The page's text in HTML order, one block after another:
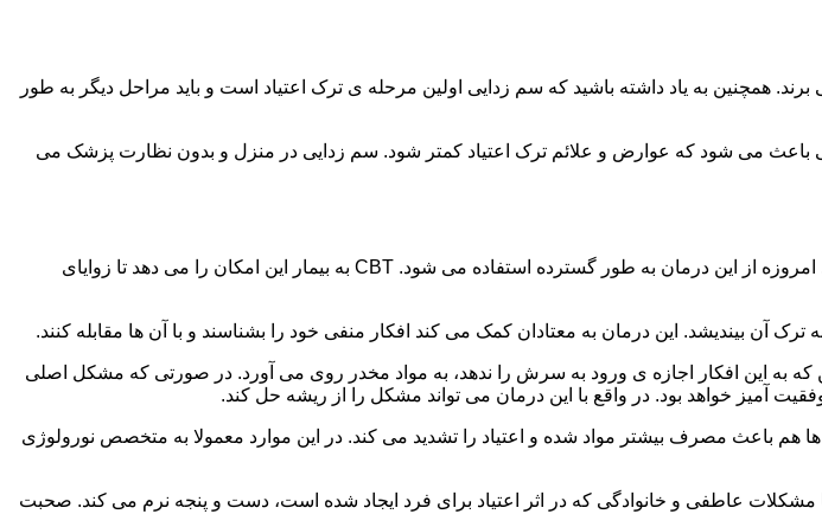
می شود و معمولاً ۱ نفر از هر ۵۰۰ نفر جان سالم به در نمی برند. همچنین به یاد داشته باشید که سم زدایی اولین مرحله ی ترک اعتیاد است و باید مراحل دیگر به طور
باعث می شود که عوارض و علائم ترک اعتیاد کمتر شود. سم زدایی در منزل و بدون نظارت پزشک می
در این درمان به مصرف کننده اجازه داده می شود با مشکلات و درگیری های ذهنی خود روبه رو شود. امروزه از این درمان به طور گسترده استفاده می شود. CBT به بیمار این امکان را می دهد تا زوایای
آن بیندیشد. این درمان به معتادان کمک می کند افکار منفی خود را بشناسند و با آن ها مقابله کنند.
به این افکار اجازه ی ورود به سرش را ندهد، به مواد مخدر روی می آورد. در صورتی که مشکل اصلی
آمیز خواهد بود. در واقع با این درمان می تواند مشکل را از ریشه حل کند.
ها هم باعث مصرف بیشتر مواد شده و اعتیاد را تشدید می کند. در این موارد معمولا به متخصص نورولوژی
مشکلات عاطفی و خانوادگی که در اثر اعتیاد برای فرد ایجاد شده است، دست و پنجه نرم می کند. صحبت